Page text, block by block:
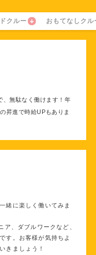
クルー おもてなしクル
、無駄なく働けます！年
昇進で時給UPもありま
緒に楽しく働いてみま
、ダブルワークなど、
す。お客様が気持ちよ
きましょう！